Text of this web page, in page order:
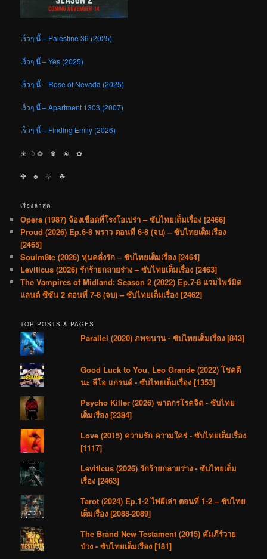
เร็วๆ นี้ – Palestine 36 (2025)
เร็วๆ นี้ – Yes (2025)
เร็วๆ นี้ – Rose of Nevada (2025)
เร็วๆ นี้ – Apartment 1303 (2007)
เร็วๆ นี้ – Finding Emily (2026)
☀︎ ☽ ❁ ✾ ❀ ✿
✤ ♣︎ ♧ ☘︎
เรื่องล่าสุด
Opera (1987) จ้องเชือดที่โรงโอเปร่า – ซับไทยเต็มเรื่อง [2466]
Proud (2026) Ep.6-8 พราว ตอนที่ 6-8 (จบ) – ซับไทยเต็มเรื่อง
[2465]
Soulm8te (2026) หุ่นคลั่งรัก – ซับไทยเต็มเรื่อง [2464]
Leviticus (2026) รักร้ายกลายร่าง – ซับไทยเต็มเรื่อง [2463]
The Vampires of Midland: Season 2 (2022) Ep.7-8 แวมไพร์มิด
แลนด์ ซีซัน 2 ตอนที่ 7-8 (จบ) – ซับไทยเต็มเรื่อง [2462]
TOP POSTS & PAGES
Parallel (2020) ภพขนาน - ซับไทยเต็มเรื่อง [843]
Good Luck to You, Leo Grande (2022) โชคดี
นะ ลีโอ แกรนด์ - ซับไทยเต็มเรื่อง [1353]
Psycho Killer (2026) ฆาตกรโรคจิต - ซับไทย
เต็มเรื่อง [2384]
Love (2015) ความรัก ความใคร่ - ซับไทยเต็มเรื่อง
[1117]
Leviticus (2026) รักร้ายกลายร่าง - ซับไทยเต็ม
เรื่อง [2463]
Tarot (2024) Ep.1-2 ไพ่ผีเล่า ตอนที่ 1-2 – ซับไทย
เต็มเรื่อง [2088-2089]
The Brand New Testament (2015) คัมภีร์วาย
ป่วง - ซับไทยเต็มเรื่อง [181]